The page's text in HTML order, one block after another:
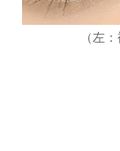
（左